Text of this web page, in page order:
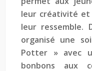
leur créativité et
leur ressemble.
organisé une
Potter » avec
bonbons aux